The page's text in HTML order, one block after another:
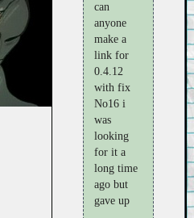
can
anyone
make a
link for
0.4.12
with fix
No16 i
was
looking
for it a
long time
ago but
gave up